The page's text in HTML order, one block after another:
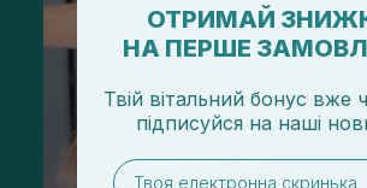
ОТРИМАЙ
НА ПЕРШЕ
Твій вітальний бонус вже
підписуйся на наші
email